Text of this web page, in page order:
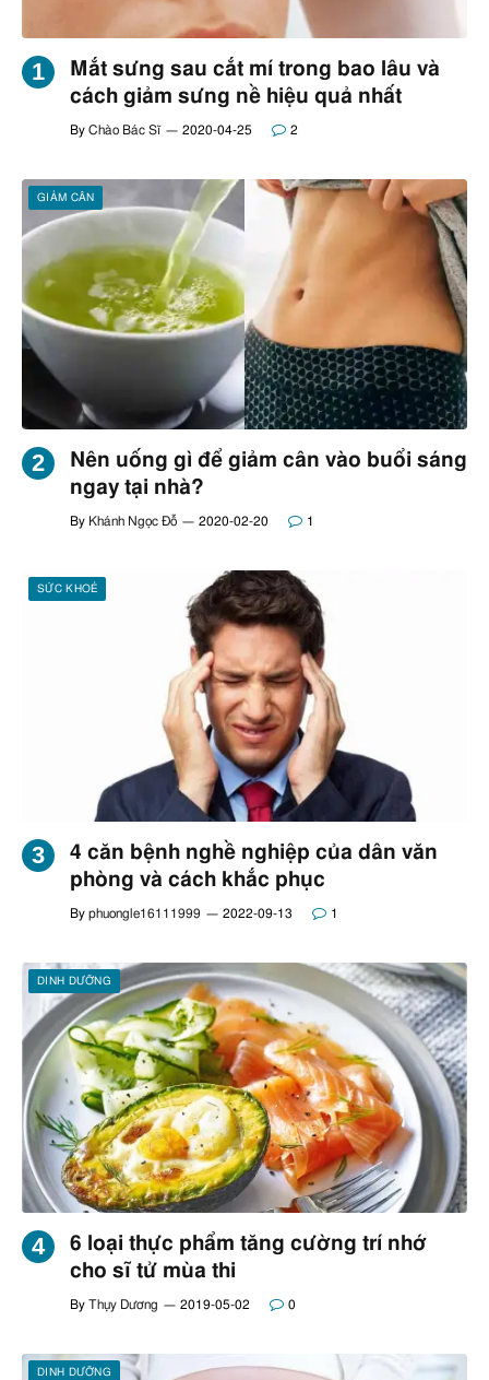
Mắt sưng sau cắt mí trong bao lâu và
cách giảm sưng nề hiệu quả nhất
By Chào Bác Sĩ 2020-04-25 2
GIẢM CÂN
Nên uống gì để giảm cân vào buổi sáng
ngay tại nhà?
By Khánh Ngọc Đỗ 2020-02-20 1
SỨC KHOẺ
4 căn bệnh nghề nghiệp của dân văn
phòng và cách khắc phục
By phuongle16111999 2022-09-13 1
DINH DƯỠNG
6 loại thực phẩm tăng cường trí nhớ
cho sĩ tử mùa thi
By Thụy Dương 2019-05-02 0
DINH DƯỠNG